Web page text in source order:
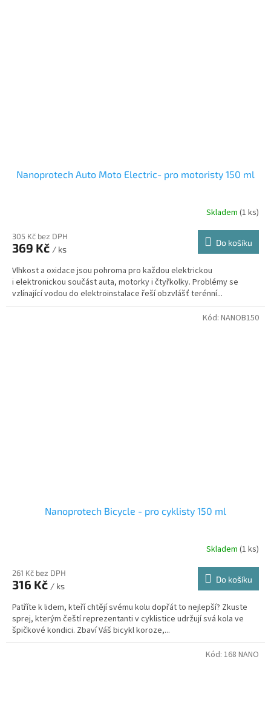
Nanoprotech Auto Moto Electric- pro motoristy 150 ml
Skladem (1 ks)
305 Kč bez DPH
369 Kč / ks
Do košíku
Vlhkost a oxidace jsou pohroma pro každou elektrickou
i elektronickou součást auta, motorky i čtyřkolky. Problémy se
vzlínající vodou do elektroinstalace řeší obzvlášť terénní...
Nanoprotech Bicycle - pro cyklisty 150 ml
Skladem (1 ks)
261 Kč bez DPH
316 Kč / ks
Do košíku
Patříte k lidem, kteří chtějí svému kolu dopřát to nejlepší? Zkuste
sprej, kterým čeští reprezentanti v cyklistice udržují svá kola ve
špičkové kondici. Zbaví Váš bicykl koroze,...
Kód: NANOB150
Kód: 168 NANO